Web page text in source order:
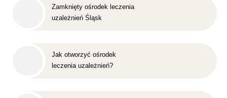
Zamknięty ośrodek leczenia
uzależnień Śląsk
Jak otworzyć ośrodek
leczenia uzależnień?